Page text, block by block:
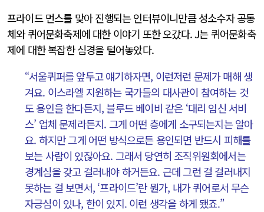
프라이드 먼스를 맞아 진행되는 인터뷰이니만큼 성소수자 공동
체와 퀴어문화축제에 대한 이야기 또한 오갔다. J는 퀴어문화축
제에 대한 복잡한 심경을 털어놓았다.
“서울퀴퍼를 앞두고 얘기하자면, 이런저런 문제가 매해 생
겨요. 이스라엘 지원하는 국가들의 대사관이 참여하는 것
도 용인을 한다든지, 블루드 베이비 같은 ‘대리 임신 서비
스’ 업체 문제라든지. 그게 어떤 층에게 소구되는지는 알아
요. 하지만 그게 어떤 방식으로든 용인되면 반드시 피해를
보는 사람이 있잖아요. 그래서 당연히 조직위원회에서는
경계심을 갖고 걸러내야 하거든요. 근데 그런 걸 걸러내지
못하는 걸 보면서, ‘프라이드’란 뭔가, 내가 퀴어로서 무슨
자긍심이 있나, 한이 있지. 이런 생각을 하게 됐죠.”